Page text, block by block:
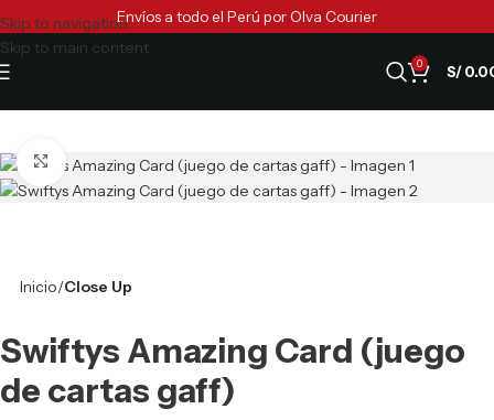
Skip to navigation
Skip to main content
Envíos a todo el Perú por Olva Courier
0 S/
Clic para ampliar
Inicio Close Up
Swiftys Amazing Card (juego
de cartas gaff)